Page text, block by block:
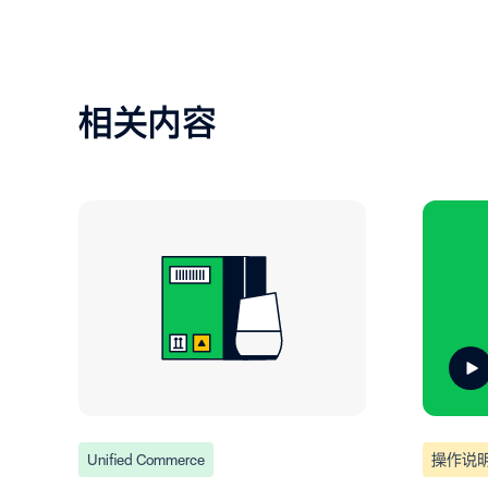
相关内容
Unified Commerce 操作说